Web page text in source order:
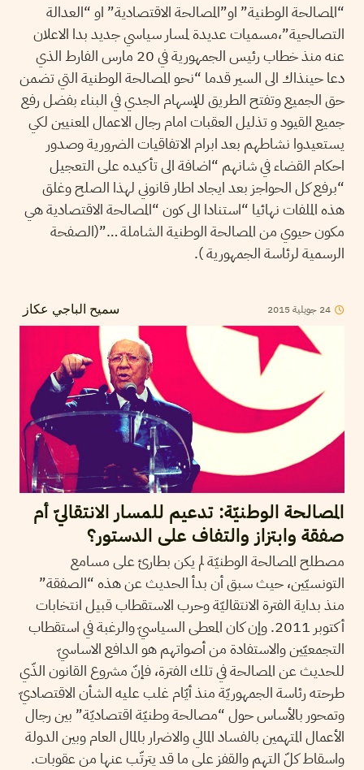
“المصالحة الوطنية” او”المصالحة الاقتصادية” او “العدالة
التصالحية”،مسميات عديدة لمسار سياسي جديد بدا الاعلان
عنه منذ خطاب رئيس الجمهورية في 20 مارس الفارط الذي
دعا حينذاك الى السير قدما “نحو المصالحة الوطنية التي تضمن
حق الجميع وتفتح الطريق للإسهام الجدي في البناء بفضل رفع
جميع القيود و تذليل العقبات امام رجال الاعمال المعنيين لكي
يستعيدوا نشاطهم بعد ابرام الاتفاقيات الضرورية وصدور
احكام القضاء في شانهم “اضافة الى تأكيده على التعجيل
“برفع كل الحواجز بعد ايجاد اطار قانوني لهذا الصلح وغلق
هذه الملفات نهائيا “استنادا الى كون “المصالحة الاقتصادية هي
مكون حيوي من المصالحة الوطنية الشاملة …”(الصفحة
الرسمية لرئاسة الجمهورية ).
سميح الباجي عكاز 24 جويلية 2015
المصالحة الوطنيّة: تدعيم للمسار الانتقاليّ أم
صفقة وابتزاز والتفاف على الدستور؟
مصطلح المصالحة الوطنيّة لم يكن بطارئ على مسامع
التونسيّين، حيث سبق أن بدأ الحديث عن هذه “الصفقة”
منذ بداية الفترة الانتقاليّة وحرب الاستقطاب قبيل انتخابات
أكتوبر 2011. وإن كان المعطى السياسيّ والرغبة في استقطاب
التجمعيّين والاستفادة من أصواتهم هو الدافع الاساسيّ
للحديث عن المصالحة في تلك الفترة، فإنّ مشروع القانون الذّي
طرحته رئاسة الجمهوريّة منذ أيّام غلب عليه الشأن الاقتصاديّ
وتمحور بالأساس حول “مصالحة وطنيّة اقتصاديّة” بين رجال
الأعمال المتهمين بالفساد المالي والاضرار بالمال العام وبين الدولة
واسقاط كلّ التهم والقفز على ما قد يترتّب عنها من عقوبات.